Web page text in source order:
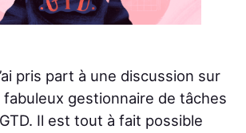
pris part à une discussion sur
fabuleux gestionnaire de tâches
Il est tout à fait possible